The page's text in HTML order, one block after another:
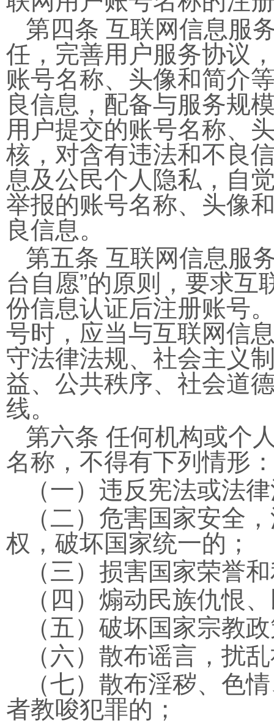
第四条 互联网信息服
任，完善用户服务协议
账号名称、头像和简介
良信息，配备与服务规
用户提交的账号名称、
核，对含有违法和不良
息及公民个人隐私，自
举报的账号名称、头像
良信息。
第五条 互联网信息服
台自愿”的原则，要求
份信息认证后注册账号
号时，应当与互联网信
守法律法规、社会主义
益、公共秩序、社会道
线。
第六条 任何机构或个
名称，不得有下列情形
（一）违反宪法或法
（二）危害国家安全
权，破坏国家统一的；
（三）损害国家荣誉
（四）煽动民族仇恨
（五）破坏国家宗教
（六）散布谣言，扰
（七）散布淫秽、色
者教唆犯罪的；